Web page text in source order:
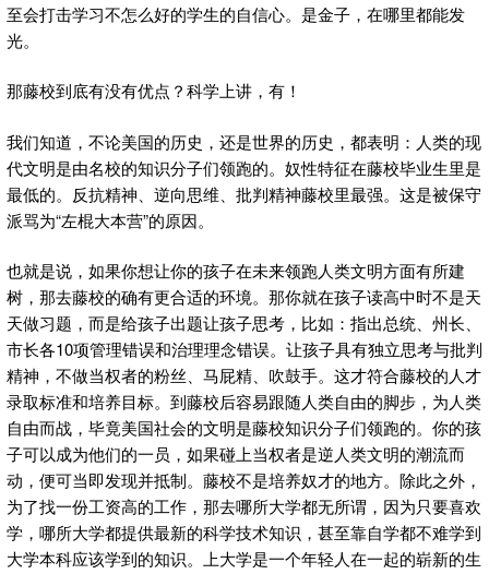
至会打击学习不怎么好的学生的自信心。是金子，在哪里都能发
光。
那藤校到底有没有优点？科学上讲，有！
我们知道，不论美国的历史，还是世界的历史，都表明：人类的现
代文明是由名校的知识分子们领跑的。奴性特征在藤校毕业生里是
最低的。反抗精神、逆向思维、批判精神藤校里最强。这是被保守
派骂为“左棍大本营”的原因。
也就是说，如果你想让你的孩子在未来领跑人类文明方面有所建
树，那去藤校的确有更合适的环境。那你就在孩子读高中时不是天
天做习题，而是给孩子出题让孩子思考，比如：指出总统、州长、
市长各10项管理错误和治理理念错误。让孩子具有独立思考与批判
精神，不做当权者的粉丝、马屁精、吹鼓手。这才符合藤校的人才
录取标准和培养目标。到藤校后容易跟随人类自由的脚步，为人类
自由而战，毕竟美国社会的文明是藤校知识分子们领跑的。你的孩
子可以成为他们的一员，如果碰上当权者是逆人类文明的潮流而
动，便可当即发现并抵制。藤校不是培养奴才的地方。除此之外，
为了找一份工资高的工作，那去哪所大学都无所谓，因为只要喜欢
学，哪所大学都提供最新的科学技术知识，甚至靠自学都不难学到
大学本科应该学到的知识。上大学是一个年轻人在一起的崭新的生